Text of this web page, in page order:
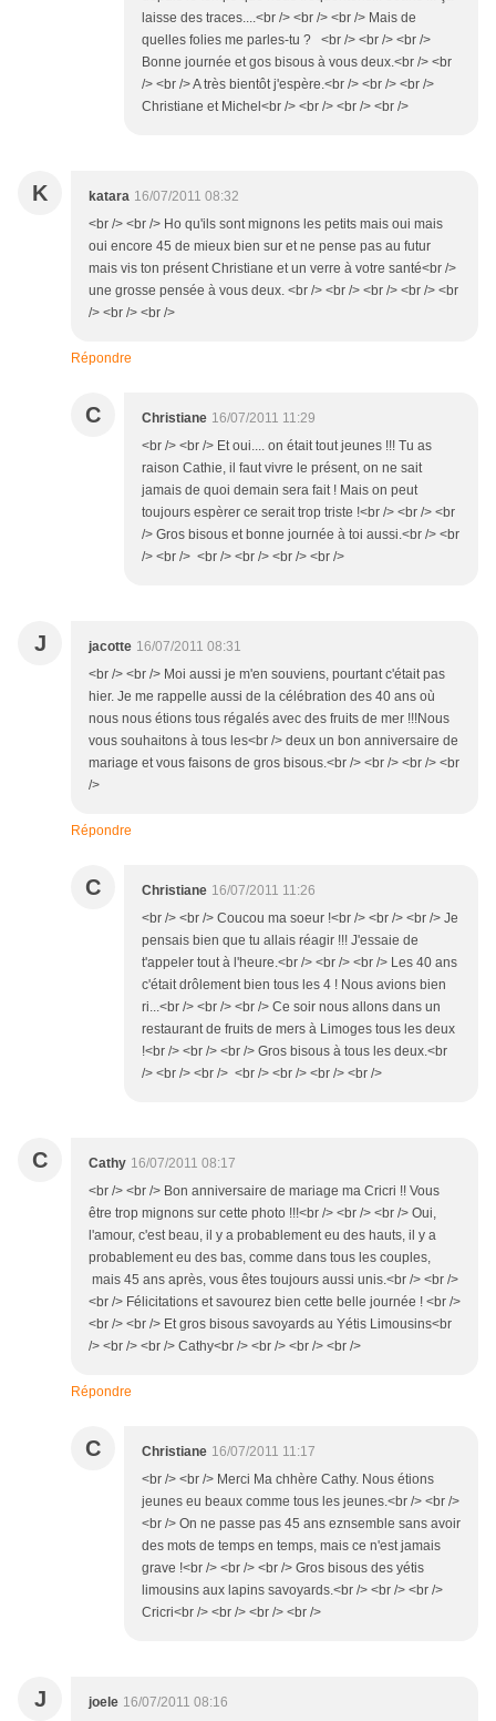
laisse des traces....<br /> <br /> <br /> Mais de
quelles folies me parles-tu ? <br /> <br /> <br />
Bonne journée et gos bisous à vous deux.<br /> <br
/> <br /> A très bientôt j'espère.<br /> <br /> <br />
Christiane et Michel<br /> <br /> <br /> <br />
K katara 16/07/2011 08:32
<br /> <br /> Ho qu'ils sont mignons les petits mais oui mais
oui encore 45 de mieux bien sur et ne pense pas au futur
mais vis ton présent Christiane et un verre à votre santé<br />
une grosse pensée à vous deux. <br /> <br /> <br /> <br /> <br
/> <br /> <br />
Répondre
C Christiane 16/07/2011 11:29
<br /> <br /> Et oui.... on était tout jeunes !!! Tu as
raison Cathie, il faut vivre le présent, on ne sait
jamais de quoi demain sera fait ! Mais on peut
toujours espèrer ce serait trop triste !<br /> <br /> <br
/> Gros bisous et bonne journée à toi aussi.<br /> <br
/> <br /> <br /> <br /> <br /> <br />
J jacotte 16/07/2011 08:31
<br /> <br /> Moi aussi je m'en souviens, pourtant c'était pas
hier. Je me rappelle aussi de la célébration des 40 ans où
nous nous étions tous régalés avec des fruits de mer !!!Nous
vous souhaitons à tous les<br /> deux un bon anniversaire de
mariage et vous faisons de gros bisous.<br /> <br /> <br /> <br
/>
Répondre
C Christiane 16/07/2011 11:26
<br /> <br /> Coucou ma soeur !<br /> <br /> <br /> Je
pensais bien que tu allais réagir !!! J'essaie de
t'appeler tout à l'heure.<br /> <br /> <br /> Les 40 ans
c'était drôlement bien tous les 4 ! Nous avions bien
ri...<br /> <br /> <br /> Ce soir nous allons dans un
restaurant de fruits de mers à Limoges tous les deux
!<br /> <br /> <br /> Gros bisous à tous les deux.<br
/> <br /> <br /> <br /> <br /> <br /> <br />
C Cathy 16/07/2011 08:17
<br /> <br /> Bon anniversaire de mariage ma Cricri !! Vous
être trop mignons sur cette photo !!!<br /> <br /> <br /> Oui,
l'amour, c'est beau, il y a probablement eu des hauts, il y a
probablement eu des bas, comme dans tous les couples,
mais 45 ans après, vous êtes toujours aussi unis.<br /> <br />
<br /> Félicitations et savourez bien cette belle journée ! <br />
<br /> <br /> Et gros bisous savoyards au Yétis Limousins<br
/> <br /> <br /> Cathy<br /> <br /> <br /> <br />
Répondre
C Christiane 16/07/2011 11:17
<br /> <br /> Merci Ma chhère Cathy. Nous étions
jeunes eu beaux comme tous les jeunes.<br /> <br />
<br /> On ne passe pas 45 ans eznsemble sans avoir
des mots de temps en temps, mais ce n'est jamais
grave !<br /> <br /> <br /> Gros bisous des yétis
limousins aux lapins savoyards.<br /> <br /> <br />
Cricri<br /> <br /> <br /> <br />
J joele 16/07/2011 08:16